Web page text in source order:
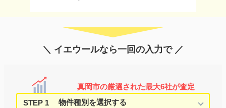
＼ イエウールなら一回の入力で ／
真岡市の厳選された最大6社が査定
STEP 1